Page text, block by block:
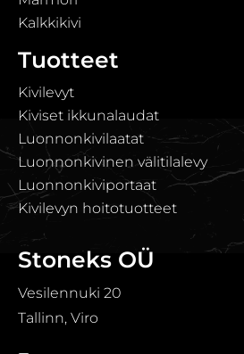
Kalkkikivi
Tuotteet
Kivilevyt
Kiviset ikkunalaudat
Luonnonkivilaatat
Luonnonkivinen välitilalevy
Luonnonkiviportaat
Kivilevyn hoitotuotteet
Stoneks OÜ
Vesilennuki 20
Tallinn, Viro